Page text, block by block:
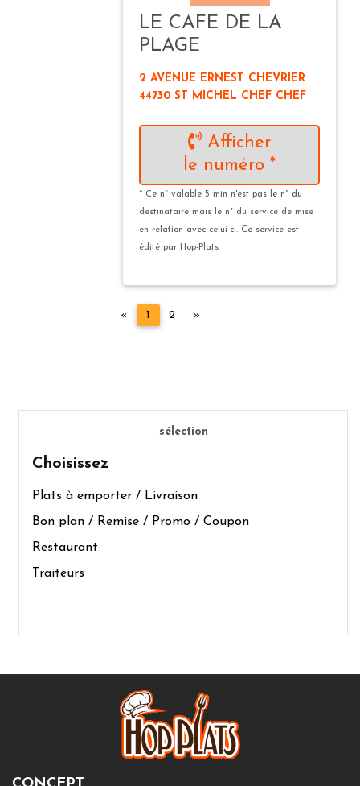
LE CAFE DE LA
PLAGE
2 AVENUE ERNEST CHEVRIER
44730 ST MICHEL CHEF CHEF
Afficher
le numéro *
* Ce n° valable 5 min n'est pas le n° du
destinataire mais le n° du service de mise
en relation avec celui-ci. Ce service est
édité par Hop-Plats.
« Précédent
1 2 »
sélection
Choisissez
Plats à emporter / Livraison
Bon plan / Remise / Promo / Coupon
Restaurant
Traiteurs